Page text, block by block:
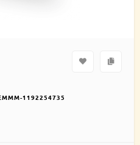
1192254735